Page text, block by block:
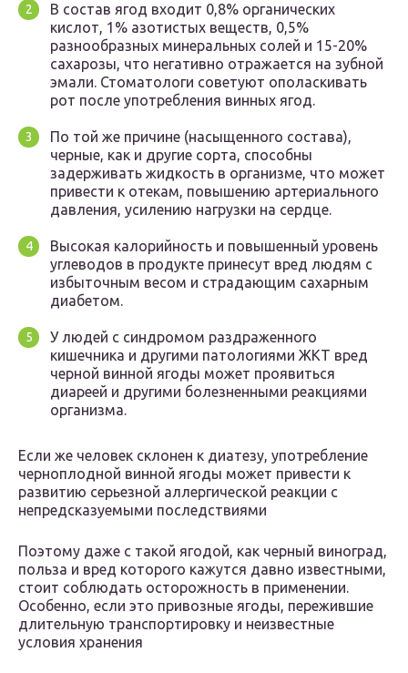
В состав ягод входит 0,8% органических
кислот, 1% азотистых веществ, 0,5%
разнообразных минеральных солей и 15-20%
сахарозы, что негативно отражается на зубной
эмали. Стоматологи советуют ополаскивать
рот после употребления винных ягод.
По той же причине (насыщенного состава),
черные, как и другие сорта, способны
задерживать жидкость в организме, что может
привести к отекам, повышению артериального
давления, усилению нагрузки на сердце.
Высокая калорийность и повышенный уровень
углеводов в продукте принесут вред людям с
избыточным весом и страдающим сахарным
диабетом.
У людей с синдромом раздраженного
кишечника и другими патологиями ЖКТ вред
черной винной ягоды может проявиться
диареей и другими болезненными реакциями
организма.
Если же человек склонен к диатезу, употребление
черноплодной винной ягоды может привести к
развитию серьезной аллергической реакции с
непредсказуемыми последствиями
Поэтому даже с такой ягодой, как черный виноград,
польза и вред которого кажутся давно известными,
стоит соблюдать осторожность в применении.
Особенно, если это привозные ягоды, пережившие
длительную транспортировку и неизвестные
условия хранения